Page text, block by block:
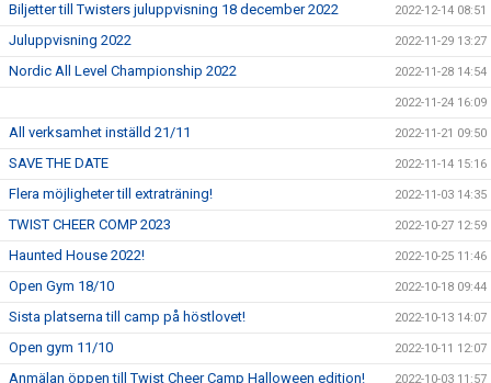
Biljetter till Twisters juluppvisning 18 december 2022 2022-12-14 08:51
Juluppvisning 2022 2022-11-29 13:27
Nordic All Level Championship 2022 2022-11-28 14:54
2022-11-24 16:09
All verksamhet inställd 21/11 2022-11-21 09:50
SAVE THE DATE 2022-11-14 15:16
Flera möjligheter till extraträning! 2022-11-03 14:35
TWIST CHEER COMP 2023 2022-10-27 12:59
Haunted House 2022! 2022-10-25 11:46
Open Gym 18/10 2022-10-18 09:44
Sista platserna till camp på höstlovet! 2022-10-13 14:07
Open gym 11/10 2022-10-11 12:07
Anmälan öppen till Twist Cheer Camp Halloween edition! 2022-10-03 11:57